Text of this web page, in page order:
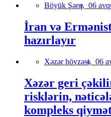
Böyük Şərq, 06
İran və
hazırlayır
Xəzər hövzəsi, 06
Xəzər geri
risklərin,
kompleks